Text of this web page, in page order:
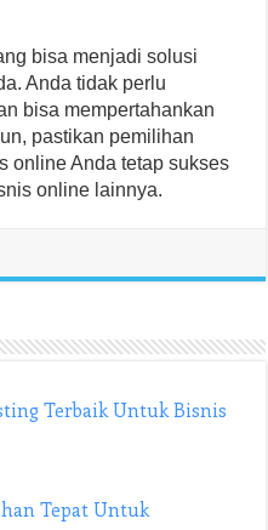
bisa menjadi solusi
Anda tidak perlu
bisa mempertahankan
pastikan pemilihan
online Anda tetap sukses
online lainnya.
Terbaik Untuk Bisnis
Tepat Untuk